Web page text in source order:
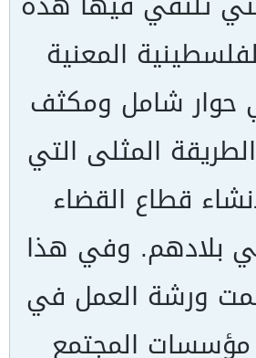
المعنية
حوار شامل ومكثف
المثلى التي
قطاع القضاء
بلادهم. وفي هذا
ورشة العمل في
مؤسسات المجتمع